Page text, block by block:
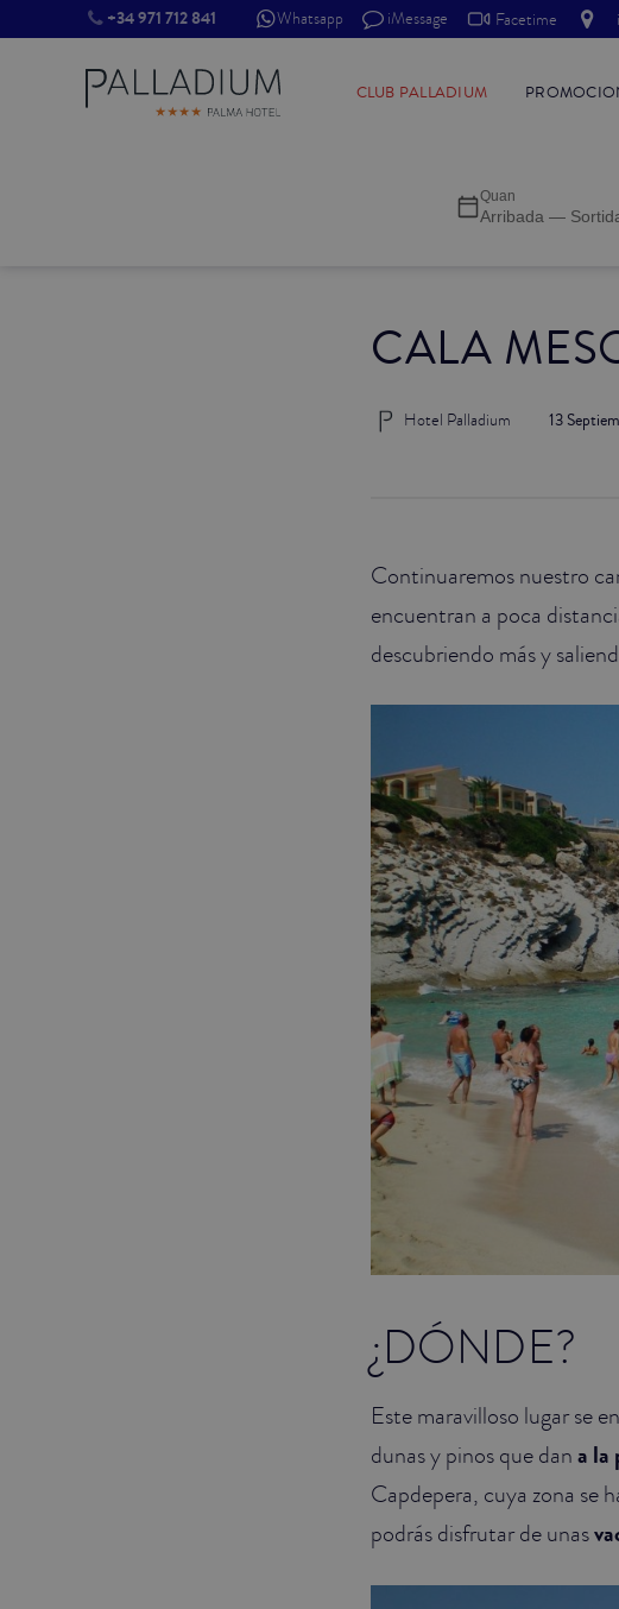
CALA
13
Hotel Palladium
Continuaremos nuestro
encuentran a poca
descubriendo más y
¿DÓNDE?
Este maravilloso lugar se
dunas y pinos que dana la
Capdepera, cuya zona se
podrás disfrutar de unas
+34 971 712 841 Whatsapp iMessage Facetime
CLUB PALLADIUM
Quan
Arribada —
INDIVIDUAL RED